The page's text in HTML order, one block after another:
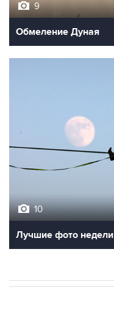
9
Обмеление Дуная
10
Лучшие фото недели